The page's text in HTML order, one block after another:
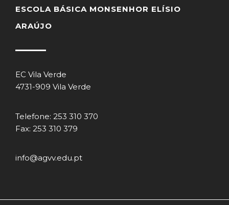
ESCOLA BÁSICA MONSENHOR ELÍSIO
ARAÚJO
EC Vila Verde
4731-909 Vila Verde
Telefone: 253 310 370
Fax: 253 310 379
info@agvv.edu.pt